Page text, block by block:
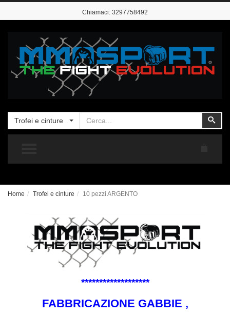
Chiamaci: 3297758492
Trofei e cinture
Home Trofei e cinture 10 pezzi ARGENTO
*******************
FABBRICAZIONE GABBIE ,